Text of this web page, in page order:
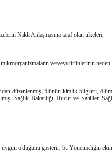
Nakli Anlaşmasına taraf olan ülkeleri,
ve/veya ürünlerinin neden
düzenlenmiş, ölünün kimlik bilgileri,
Sağlık Bakanlığı Hudut ve Sahiller
uygun olduğunu gösterir, bu Yönetmeliğin